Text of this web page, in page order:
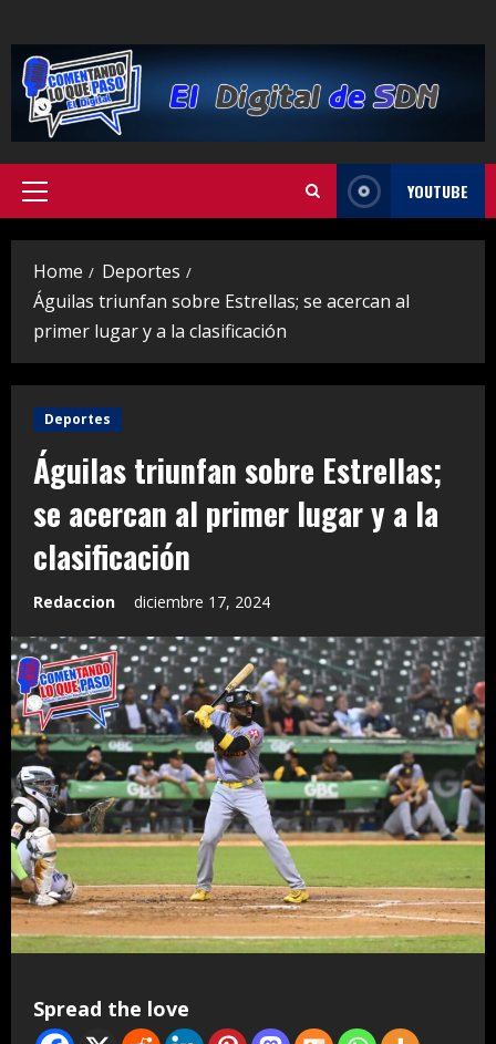
to
content
Primary
YOUTUBE
Home
Deportes
Águilas triunfan sobre Estrellas; se acercan al
primer lugar y a la clasificación
Deportes
Águilas triunfan sobre Estrellas;
se acercan al primer lugar y a la
clasificación
Redaccion diciembre 17, 2024
Spread the love